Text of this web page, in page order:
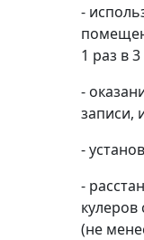
-
1 раз в
-
записи,
-
-
(не